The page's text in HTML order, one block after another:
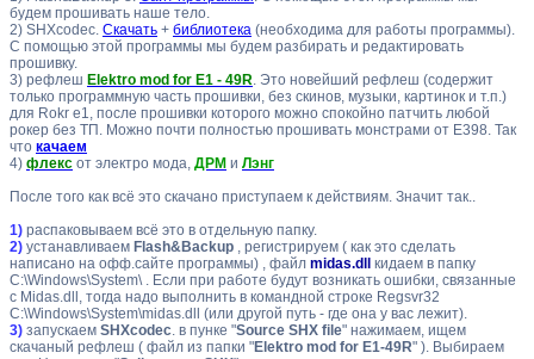
будем прошивать наше тело.
2) SHXcodec. Скачать + библиотека (необходима для работы программы).
С помощью этой программы мы будем разбирать и редактировать
прошивку.
3) рефлеш Elektro mod for E1 - 49R . Это новейший рефлеш (содержит
только программную часть прошивки, без скинов, музыки, картинок и т.п.)
для Rokr e1, после прошивки которого можно спокойно патчить любой
рокер без ТП. Можно почти полностью прошивать монстрами от E398. Так
что качаем
4) флекс от электро мода, ДРМ и Лэнг
После того как всё это скачано приступаем к действиям. Значит так..
1) распаковываем всё это в отдельную папку.
2) устанавливаем Flash&Backup , регистрируем ( как это сделать
написано на офф.сайте программы) , файл midas.dll кидаем в папку
C:\Windows\System\ . Если при работе будут возникать ошибки, связанные
с Midas.dll, тогда надо выполнить в командной строке Regsvr32
C:\Windows\System\midas.dll (или другой путь - где она у вас лежит).
3) запускаем SHXcodec . в пунке "Source SHX file" нажимаем, ищем
скачаный рефлеш ( файл из папки "Elektro mod for E1-49R" ). Выбираем